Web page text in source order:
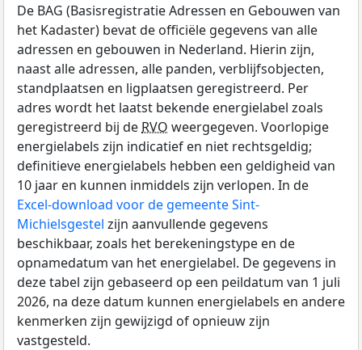
De BAG (Basisregistratie Adressen en Gebouwen van
het Kadaster) bevat de officiële gegevens van alle
adressen en gebouwen in Nederland. Hierin zijn,
naast alle adressen, alle panden, verblijfsobjecten,
standplaatsen en ligplaatsen geregistreerd. Per
adres wordt het laatst bekende energielabel zoals
geregistreerd bij de RVO weergegeven. Voorlopige
energielabels zijn indicatief en niet rechtsgeldig;
definitieve energielabels hebben een geldigheid van
10 jaar en kunnen inmiddels zijn verlopen. In de
Excel-download voor de gemeente Sint-
Michielsgestel zijn aanvullende gegevens
beschikbaar, zoals het berekeningstype en de
opnamedatum van het energielabel. De gegevens in
deze tabel zijn gebaseerd op een peildatum van 1 juli
2026, na deze datum kunnen energielabels en andere
kenmerken zijn gewijzigd of opnieuw zijn
vastgesteld.